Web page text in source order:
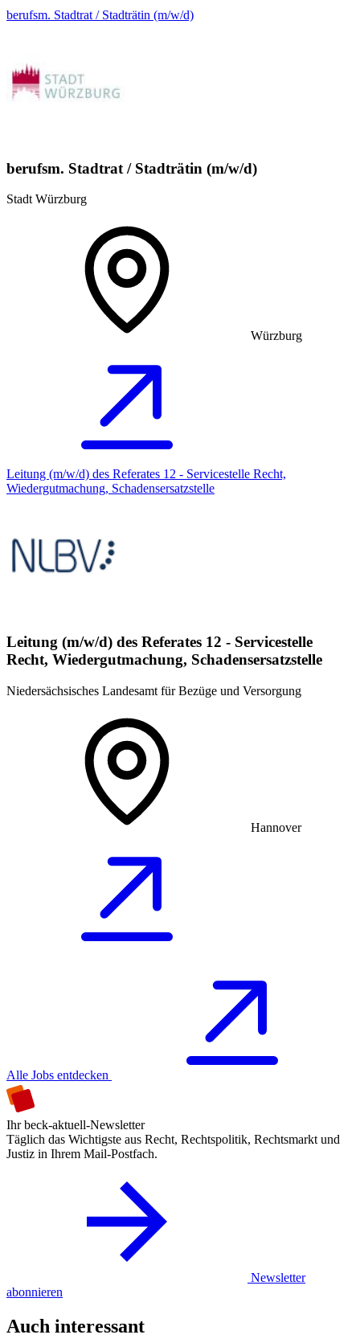
berufsm. Stadtrat / Stadträtin (m/w/d)
berufsm. Stadtrat / Stadträtin (m/w/d)
Stadt Würzburg
Würzburg
Leitung (m/w/d) des Referates 12 - Servicestelle Recht,
Wiedergutmachung, Schadensersatzstelle
Leitung (m/w/d) des Referates 12 - Servicestelle
Recht, Wiedergutmachung, Schadensersatzstelle
Niedersächsisches Landesamt für Bezüge und Versorgung
Hannover
Alle Jobs entdecken
Ihr beck-aktuell-Newsletter
Täglich das Wichtigste aus Recht, Rechtspolitik, Rechtsmarkt und
Justiz in Ihrem Mail-Postfach.
Newsletter
abonnieren
Auch interessant